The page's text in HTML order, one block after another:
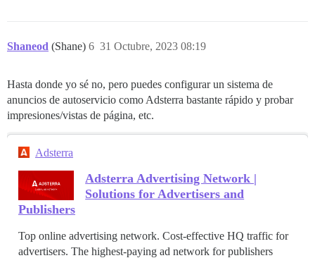
Shaneod (Shane) 31 Octubre, 2023 08:19
6
Hasta donde yo sé no, pero puedes configurar un sistema de
anuncios de autoservicio como Adsterra bastante rápido y probar
impresiones/vistas de página, etc.
Adsterra
Adsterra Advertising Network |
Solutions for Advertisers and
Publishers
Top online advertising network. Cost-effective HQ traffic for
advertisers. The highest-paying ad network for publishers